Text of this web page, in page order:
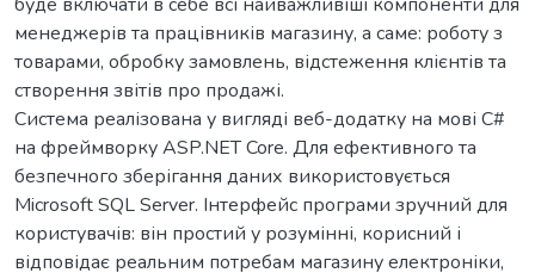
менеджерів та працівників магазину, а саме: роботу з
товарами, обробку замовлень, відстеження клієнтів та
створення звітів про продажі.
Система реалізована у вигляді веб-додатку на мові C#
на фреймворку ASP.NET Core. Для ефективного та
безпечного зберігання даних використовується
Microsoft SQL Server. Інтерфейс програми зручний для
користувачів: він простий у розумінні, корисний і
відповідає реальним потребам магазину електроніки,